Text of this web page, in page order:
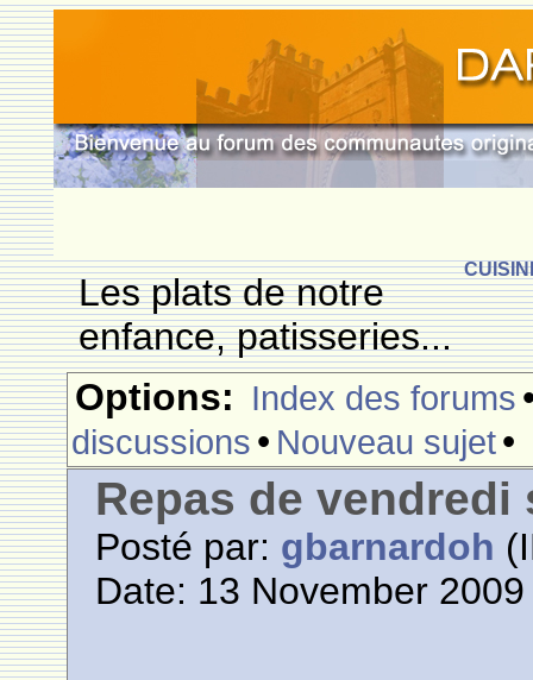
Les plats de notre
enfance, patisseries...
Options: Index des forums
discussions • Nouveau sujet•
Repas de vendredi
Posté par: gbarnardoh
Date: 13 November